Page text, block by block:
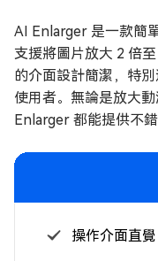
AI Enlarger 是一款簡
支援將圖片放大 2 倍
的介面設計簡潔，特
使用者。無論是放大
Enlarger 都能提供不錯
操作介面直